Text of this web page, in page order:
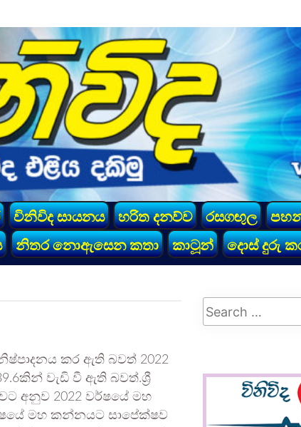
විනිවිද සායනය හරිත දනව්ව රසගඟුල
නිතර නොඇසෙන කතා කාටූන් දොස් දුරු
කර ඇති බවත් 2022
වැඩි වී ඇති බවත්.ශ්‍රී
අනුව 2022 වර්ෂයේ මහ
මහ කන්නයට සාපේක්ෂව